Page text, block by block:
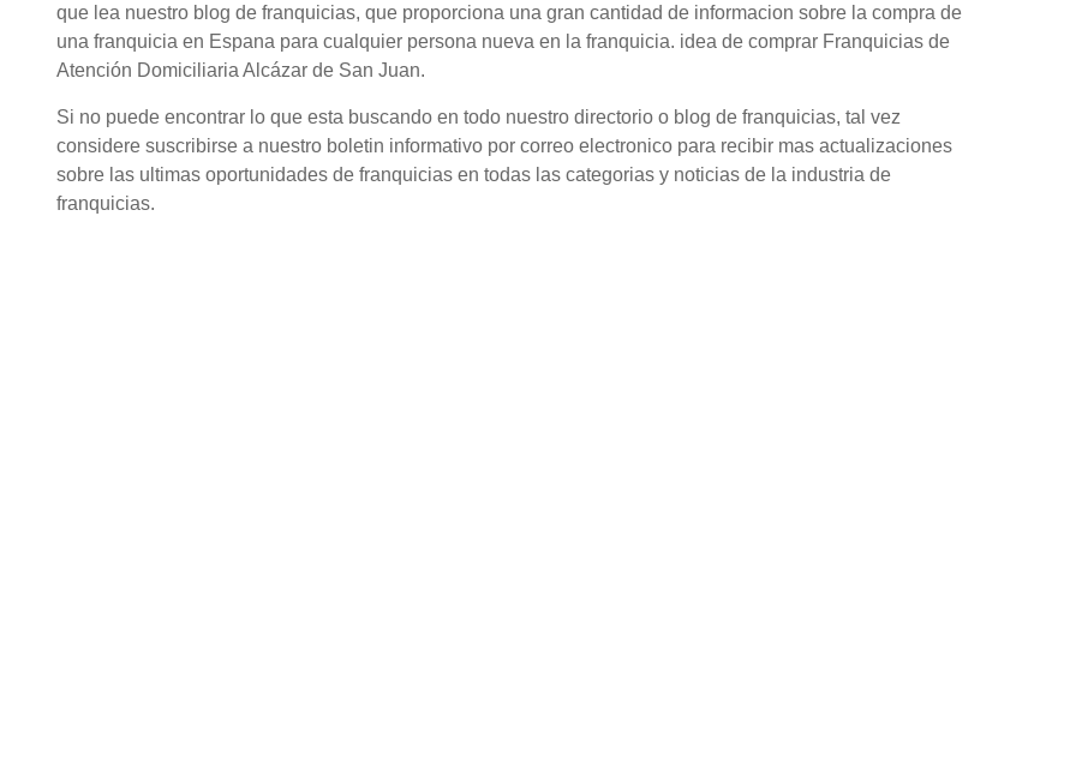
que lea nuestro blog de franquicias, que proporciona una gran cantidad de informacion sobre la compra de
una franquicia en Espana para cualquier persona nueva en la franquicia. idea de comprar Franquicias de
Atención Domiciliaria Alcázar de San Juan.
Si no puede encontrar lo que esta buscando en todo nuestro directorio o blog de franquicias, tal vez
considere suscribirse a nuestro boletin informativo por correo electronico para recibir mas actualizaciones
sobre las ultimas oportunidades de franquicias en todas las categorias y noticias de la industria de
franquicias.